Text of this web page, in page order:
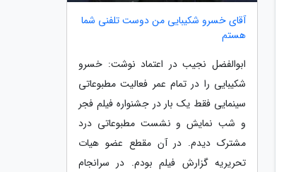
آقای خسرو شکیبایی من دوست تلفنی شما
هستم
ابوالفضل نجیب در اعتماد نوشت: خسرو
شکیبایی را در تمام عمر فعالیت مطبوعاتی
سینمایی فقط یک بار در جشنواره فیلم فجر
و شب نمایش و نشست مطبوعاتی درد
مشترک دیدم. در آن مقطع عضو هیات
تحریریه گزارش فیلم بودم. در سرانجام